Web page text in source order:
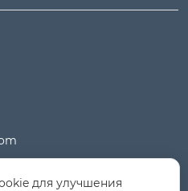
для улучшения